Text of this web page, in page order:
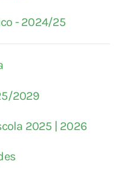
- 2024/25
2029
2025 | 2026